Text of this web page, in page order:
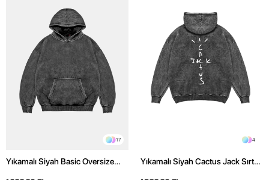
17
Yıkamalı Siyah Basic Oversize
4
Yıkamalı Siyah Cactus Jack Sırt